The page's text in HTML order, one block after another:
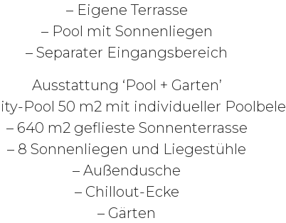
– Eigene Terrasse
– Pool mit Sonnenliegen
– Separater Eingangsbereich
Ausstattung ‘Pool + Garten’
Pool 50 m2 mit individueller
– 640 m2 geflieste Sonnenterrasse
– 8 Sonnenliegen und Liegestühle
– Außendusche
– Chillout-Ecke
– Gärten